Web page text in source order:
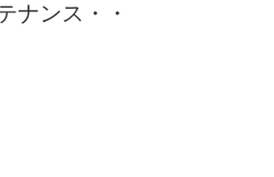
ナンス・・